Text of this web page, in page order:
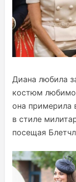
Диана любила
костюм
она примерила
в стиле
посещая